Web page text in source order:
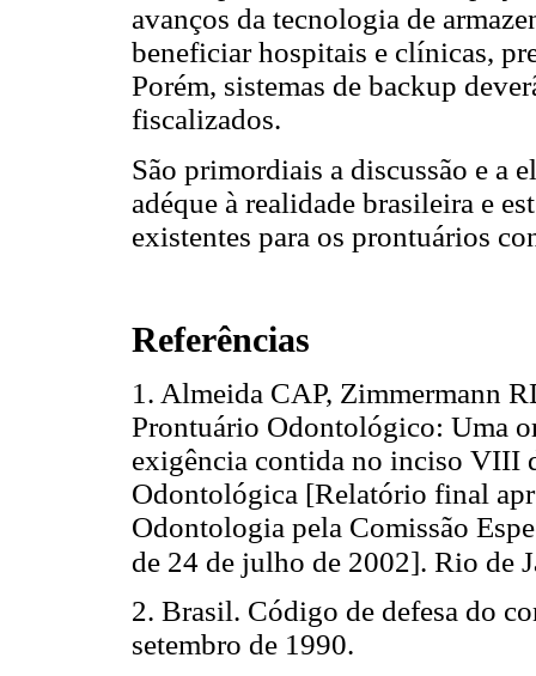
avanços da tecnologia de
beneficiar hospitais e clínicas,
Porém, sistemas de backup
fiscalizados.
São primordiais a discussão e a
adéque à realidade brasileira e
existentes para os prontuários
Referências
1. Almeida CAP, Zimmermann
Prontuário Odontológico: Uma
exigência contida no inciso VIII
Odontológica [Relatório final
Odontologia pela Comissão
de 24 de julho de 2002]. Rio de
2. Brasil. Código de defesa do
setembro de 1990.